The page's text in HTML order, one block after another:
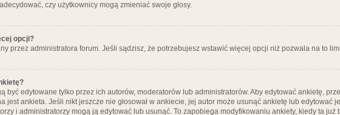
czy użytkownicy mogą zmieniać swoje głosy.
opcji?
przez administratora forum. Jeśli sądzisz, że potrzebujesz wstawić więcej opcji niż pozwala na to
być edytowane tylko przez ich autorów, moderatorów lub administratorów. Aby edytować ankietę,
jest ankieta. Jeśli nikt jeszcze nie głosował w ankiecie, jej autor może usunąć ankietę lub edytować
i administratorzy mogą ją edytować lub usunąć. To zapobiega modyfikowaniu ankiety, kiedy ta już